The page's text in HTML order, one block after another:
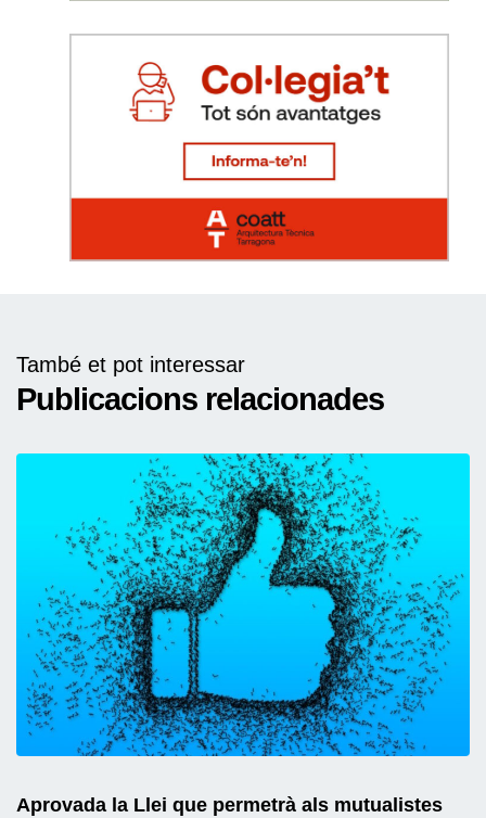
També et pot interessar
Publicacions relacionades
Aprovada la Llei que permetrà als mutualistes